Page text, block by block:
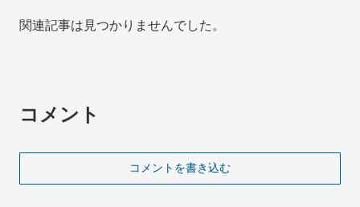
関連記事は見つかりませんでした。
コメント
コメントを書き込む